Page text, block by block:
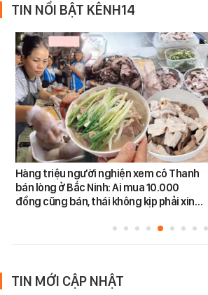
TIN NỔI BẬT KÊNH14
Hàng triệu người nghiện xem cô Thanh
bán lòng ở Bắc Ninh: Ai mua 10.000
đồng cũng bán, thái không kịp phải xin…
TIN MỚI CẬP NHẬT